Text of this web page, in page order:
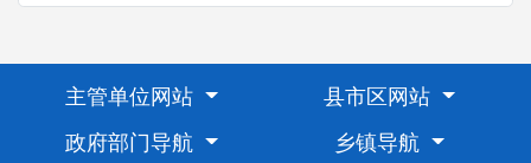
主管单位网站
县市区网站
政府部门导航
乡镇导航